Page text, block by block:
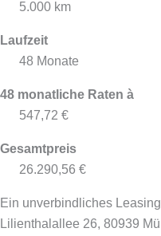
5.000 km
Laufzeit
48 Monate
48 monatliche Raten à
547,72 €
Gesamtpreis
26.290,56 €
Ein unverbindliches
Lilienthalallee 26, 80939